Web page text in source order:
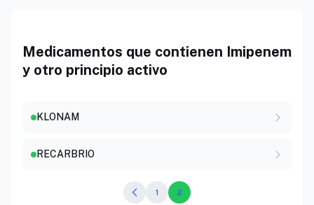
Medicamentos que contienen Imipenem
y otro principio activo
KLONAM
RECARBRIO
1 2